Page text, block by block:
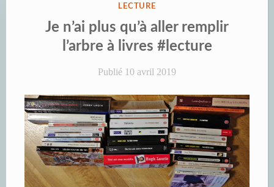
PUBLIÉ
DANS
LECTURE
Je n’ai plus qu’à aller remplir
l’arbre à livres #lecture
Publié 10 avril 2019